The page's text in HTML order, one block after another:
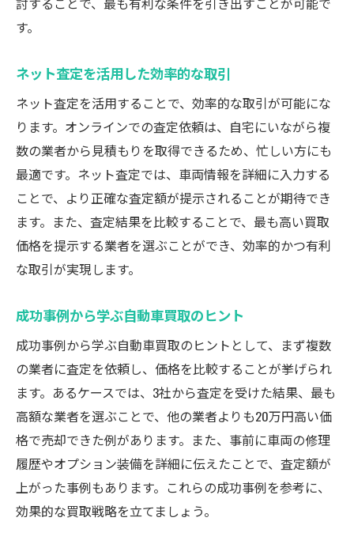
す。
ネット査定を活用した効率的な取引
ネット査定を活用することで、効率的な取引が可能にな
ります。オンラインでの査定依頼は、自宅にいながら複
数の業者から見積もりを取得できるため、忙しい方にも
最適です。ネット査定では、車両情報を詳細に入力する
ことで、より正確な査定額が提示されることが期待でき
ます。また、査定結果を比較することで、最も高い買取
価格を提示する業者を選ぶことができ、効率的かつ有利
な取引が実現します。
成功事例から学ぶ自動車買取のヒント
成功事例から学ぶ自動車買取のヒントとして、まず複数
の業者に査定を依頼し、価格を比較することが挙げられ
ます。あるケースでは、3社から査定を受けた結果、最も
高額な業者を選ぶことで、他の業者よりも20万円高い価
格で売却できた例があります。また、事前に車両の修理
履歴やオプション装備を詳細に伝えたことで、査定額が
上がった事例もあります。これらの成功事例を参考に、
効果的な買取戦略を立てましょう。